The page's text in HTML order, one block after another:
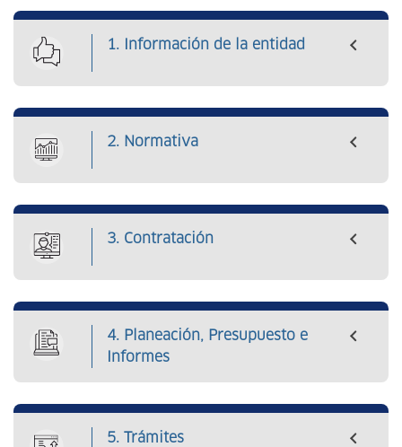
1. Información de la entidad
2. Normativa
3. Contratación
4. Planeación, Presupuesto e
Informes
5. Trámites